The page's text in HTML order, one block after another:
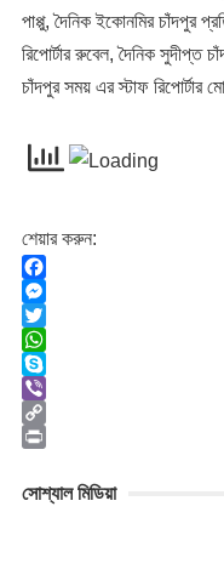
পাপ্পু, দৈনিক ইকোনমির চাঁদপুর
রিপোর্টার রুবেল, দৈনিক সুদীপ্ত
চাঁদপুর সময় এর স্টাফ রিপোর্টার
শেয়ার করুন:
F
a
c
e
b
o
o
M
e
s
s
e
n
e
T
w
i
t
t
r
W
h
a
t
A
S
k
y
e
V
i
e
C
p
r
সোশ্যাল মিডিয়া